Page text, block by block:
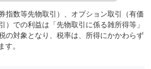
指数等先物取引）、オプション取引（有価
）での利益は「先物取引に係る雑所得等」
の対象となり、税率は、所得にかかわらず
す。